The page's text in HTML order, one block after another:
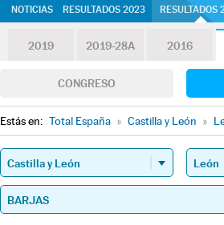
NOTICIAS RESULTADOS 2023 RESULTADOS
2019 2019-28A 2016
CONGRESO
Estás en: Total España » Castilla y León »